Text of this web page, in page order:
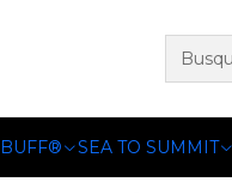
BUFF® SEA TO SUMMIT